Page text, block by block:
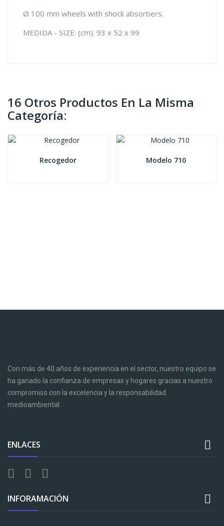
Ø 100 mm wheels with shock absorbers.
MEDIDA - SIZE: (cm): 93 x 52 x 99
16 Otros Productos En La Misma
Categoría:
Recogedor Modelo 710
Con más de 40 años de experiencia en el sector, nuestro equipo se
ha ganado la confianza de empresas y hogares gracias a nuestro
compromiso con la excelencia y la responsabilidad
medioambiental.
ENLACES 
INFORAMACIÓN 